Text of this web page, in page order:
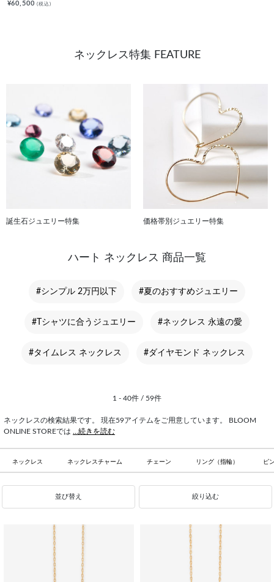
¥60,500(税込)
ネックレス特集 FEATURE
誕生石ジュエリー特集 価格帯別ジュエリー特集
ハート ネックレス 商品一覧
#シンプル 2万円以下 #夏のおすすめジュエリー
#Tシャツに合うジュエリー #ネックレス 永遠の愛
#タイムレス ネックレス #ダイヤモンド ネックレス
1 - 40件 / 59件
ネックレスの検索結果です。 現在59アイテムをご用意しています。 BLOOM
ONLINE STOREでは ...続きを読む
ネックレス ネックレスチャーム チェーン リング（指輪） ピ
並び替え 絞り込む